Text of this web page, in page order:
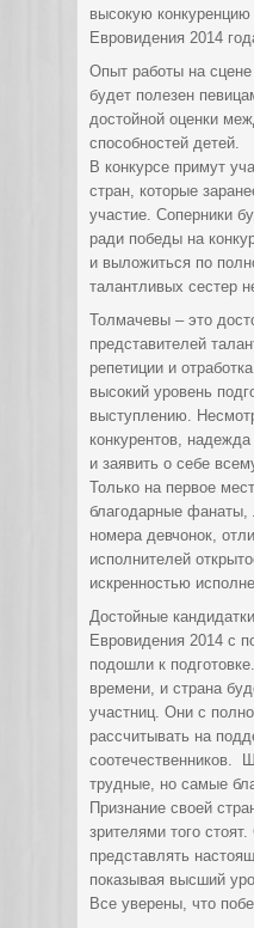
высокую
Евровидения 2014
Опыт работы на
будет полезен
достойной оценки
способностей детей.
В конкурсе примут
стран, которые
участие. Соперники
ради победы на
и выложиться по
талантливых сестер
Толмачевы – это
представителей
репетиции и
высокий уровень
выступлению.
конкурентов,
и заявить о себе
Только на первое
благодарные
номера девчонок,
исполнителей
искренностью
Достойные
Евровидения 2014 с
подошли к
времени, и страна
участниц. Они с
рассчитывать на
соотечественников.
трудные, но самые
Признание своей
зрителями того
представлять
показывая высший
Все уверены, что